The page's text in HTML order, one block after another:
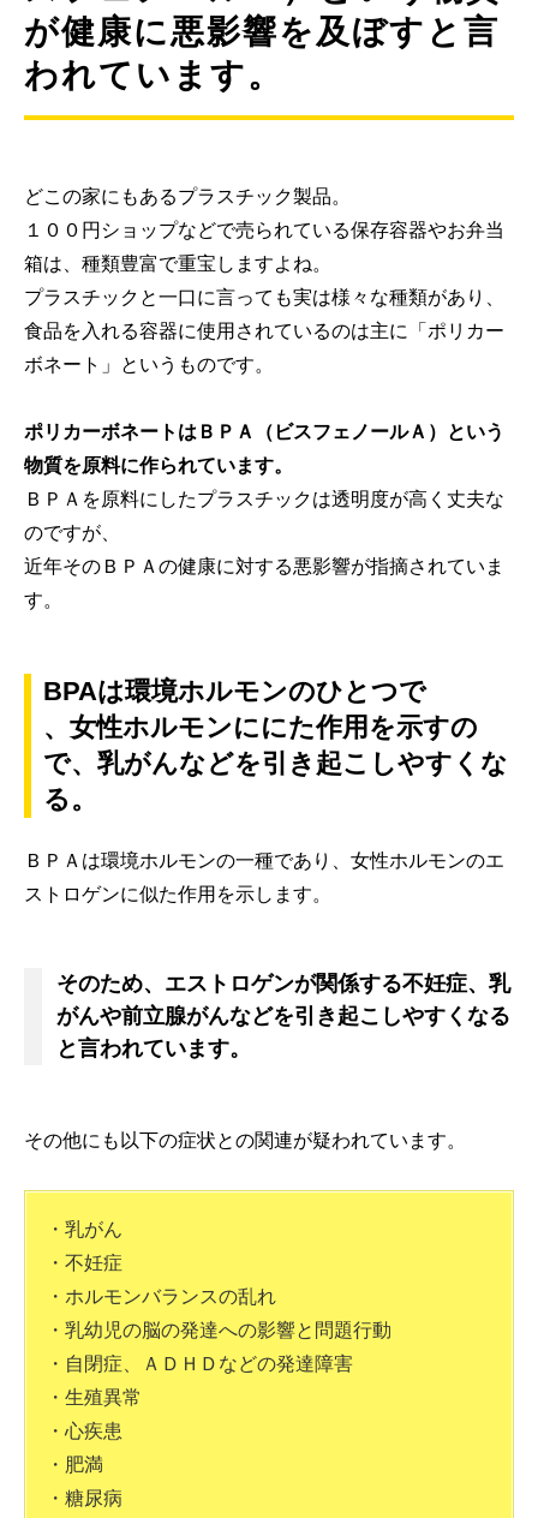
が健康に悪影響を及ぼすと言
われています。
どこの家にもあるプラスチック製品。
１００円ショップなどで売られている保存容器やお弁当
箱は、種類豊富で重宝しますよね。
プラスチックと一口に言っても実は様々な種類があり、
食品を入れる容器に使用されているのは主に「ポリカー
ボネート」というものです。
ポリカーボネートはＢＰＡ（ビスフェノールＡ）という
物質を原料に作られています。
ＢＰＡを原料にしたプラスチックは透明度が高く丈夫な
のですが、
近年そのＢＰＡの健康に対する悪影響が指摘されていま
す。
BPAは環境ホルモンのひとつで
、女性ホルモンににた作用を示すの
で、乳がんなどを引き起こしやすくな
る。
ＢＰＡは環境ホルモンの一種であり、女性ホルモンのエ
ストロゲンに似た作用を示します。
そのため、エストロゲンが関係する不妊症、乳
がんや前立腺がんなどを引き起こしやすくなる
と言われています。
その他にも以下の症状との関連が疑われています。
・乳がん
・不妊症
・ホルモンバランスの乱れ
・乳幼児の脳の発達への影響と問題行動
・自閉症、ＡＤＨＤなどの発達障害
・生殖異常
・心疾患
・肥満
・糖尿病